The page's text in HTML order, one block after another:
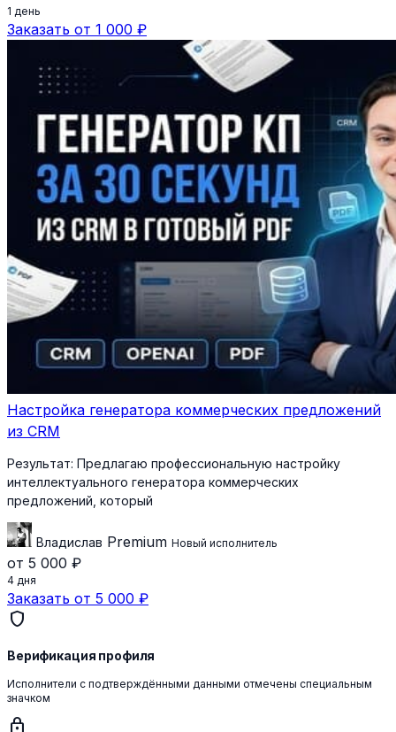
1 день
Заказать от 1 000 ₽
Настройка генератора коммерческих предложений
из CRM
Результат: Предлагаю профессиональную настройку
интеллектуального генератора коммерческих
предложений, который
Владислав Premium Новый исполнитель
от 5 000 ₽
4 дня
Заказать от 5 000 ₽
shield
Верификация профиля
Исполнители с подтверждёнными данными отмечены специальным
значком
lock